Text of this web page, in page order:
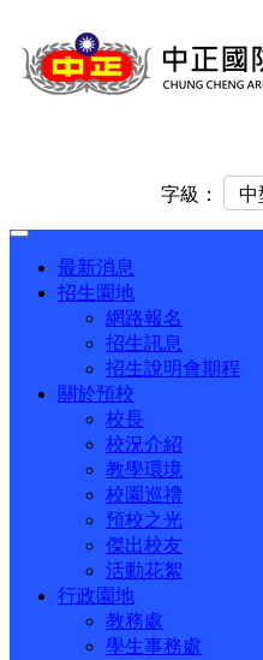
字級：
Toggle
navigation最新消息
招生園地
網路報名
招生訊息
招生說明會期程
關於預校
校長
校況介紹
教學環境
校園巡禮
預校之光
傑出校友
活動花絮
行政園地
教務處
學生事務處